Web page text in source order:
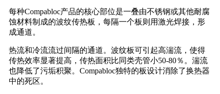
每种Compabloc产品的核心部位是一叠由不锈钢或其他耐腐
蚀材料制成的波纹传热板，每隔一个板则用激光焊接，形
成通道。
热流和冷流流过间隔的通道。波纹板可引起高湍流，使得
传热效率显著提高，传热面积比同类壳管小50-80％。湍流
也降低了污垢积聚。Compabloc独特的板设计消除了换热器
中的死区。